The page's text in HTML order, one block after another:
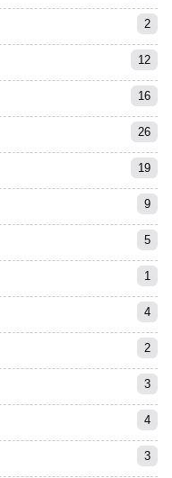
2
12
16
26
19
9
5
1
4
2
3
4
3